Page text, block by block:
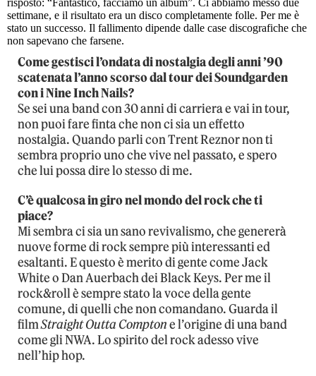
settimane, e il risultato era un disco completamente folle. Per me è
stato un successo. Il fallimento dipende dalle case discografiche che
non sapevano che farsene.
Come gestisci l’ondata di nostalgia degli anni ’90
scatenata l’anno scorso dal tour dei Soundgarden
con i Nine Inch Nails?
Se sei una band con 30 anni di carriera e vai in tour,
non puoi fare finta che non ci sia un effetto
nostalgia. Quando parli con Trent Reznor non ti
sembra proprio uno che vive nel passato, e spero
che lui possa dire lo stesso di me.
C’è qualcosa in giro nel mondo del rock che ti
piace?
Mi sembra ci sia un sano revivalismo, che genererà
nuove forme di rock sempre più interessanti ed
esaltanti. E questo è merito di gente come Jack
White o Dan Auerbach dei Black Keys. Per me il
rock&roll è sempre stato la voce della gente
comune, di quelli che non comandano. Guarda il
filmStraight Outta Comptone l’origine di una band
come gli NWA. Lo spirito del rock adesso vive
nell’hip hop.